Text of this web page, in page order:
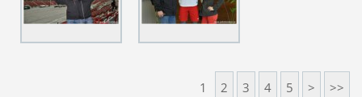
1 2 3 4 5 > >>